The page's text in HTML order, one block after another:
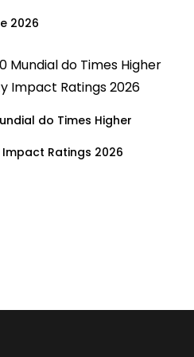
2026
do Times Higher
Ratings 2026